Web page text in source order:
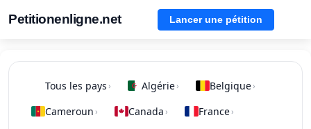
Petitionenligne.net Lancer une pétition
Tous les pays › Algérie› Belgique›
Cameroun › Canada › France›